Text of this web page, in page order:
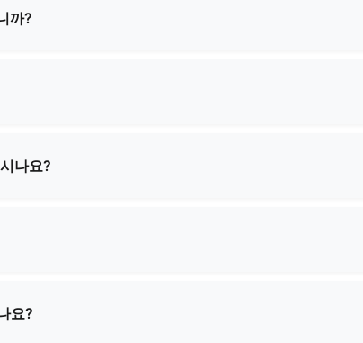
들기 위해 협력하겠습니다.
까?
.
나요?
니다.
드리겠습니다.
요?